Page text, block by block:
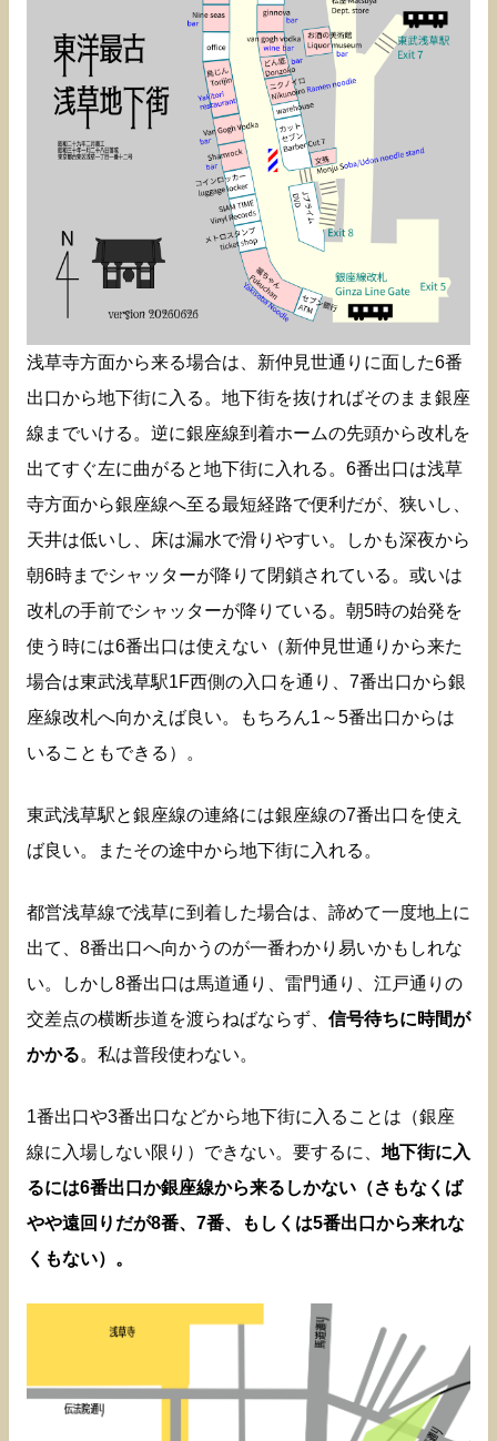
浅草寺方面から来る場合は、新仲見世通りに面した6番
出口から地下街に入る。地下街を抜ければそのまま銀座
線までいける。逆に銀座線到着ホームの先頭から改札を
出てすぐ左に曲がると地下街に入れる。6番出口は浅草
寺方面から銀座線へ至る最短経路で便利だが、狭いし、
天井は低いし、床は漏水で滑りやすい。しかも深夜から
朝6時までシャッターが降りて閉鎖されている。或いは
改札の手前でシャッターが降りている。朝5時の始発を
使う時には6番出口は使えない（新仲見世通りから来た
場合は東武浅草駅1F西側の入口を通り、7番出口から銀
座線改札へ向かえば良い。もちろん1～5番出口からは
いることもできる）。
東武浅草駅と銀座線の連絡には銀座線の7番出口を使え
ば良い。またその途中から地下街に入れる。
都営浅草線で浅草に到着した場合は、諦めて一度地上に
出て、8番出口へ向かうのが一番わかり易いかもしれな
い。しかし8番出口は馬道通り、雷門通り、江戸通りの
交差点の横断歩道を渡らねばならず、 信号待ちに時間が
かかる。私は普段使わない。
1番出口や3番出口などから地下街に入ることは（銀座
線に入場しない限り）できない。要するに、 地下街に入
るには6番出口か銀座線から来るしかない（さもなくば
やや遠回りだが8番、7番、もしくは5番出口から来れな
くもない）。